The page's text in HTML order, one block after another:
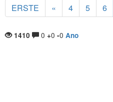
ERSTE « 4 5 6
1410 0 +0 -0 Ano